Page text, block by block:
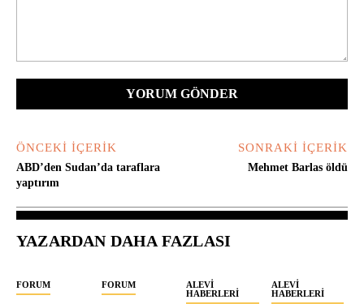
ÖNCEKI İÇERIK
ABD’den Sudan’da taraflara
yaptırım
SONRAKI İÇERIK
Mehmet Barlas öldü
YAZARDAN DAHA FAZLASI
FORUM FORUM
ALEVI
HABERLERI
ALEVI
HABERLERI